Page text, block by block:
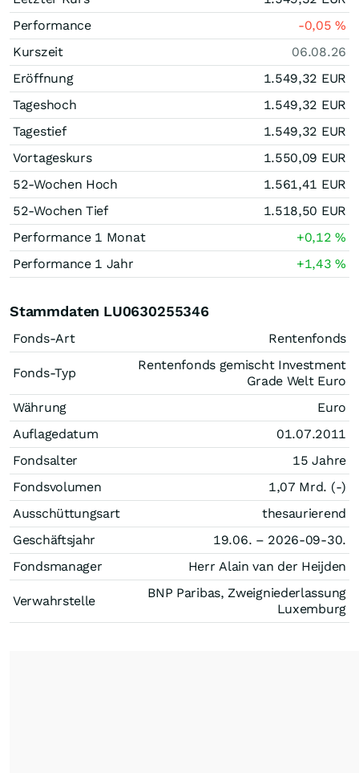
Performance
-0,05%
Kurszeit
06.08.26
Eröffnung
1.549,32 EUR
Tageshoch
1.549,32 EUR
Tagestief
1.549,32 EUR
Vortageskurs
1.550,09 EUR
52-Wochen Hoch
1.561,41 EUR
52-Wochen Tief
1.518,50 EUR
Performance 1 Monat
+0,12%
Performance 1 Jahr
+1,43%
Stammdaten LU0630255346
Fonds-Art Rentenfonds
Fonds-Typ
Rentenfonds gemischt Investment
Grade Welt Euro
Währung
Euro
Auflagedatum
01.07.2011
Fondsalter
15 Jahre
Fondsvolumen
1,07 Mrd. (-)
Ausschüttungsart
thesaurierend
Geschäftsjahr
19.06. – 2026-09-30.
Fondsmanager
Herr Alain van der Heijden
Verwahrstelle
BNP Paribas, Zweigniederlassung
Luxemburg